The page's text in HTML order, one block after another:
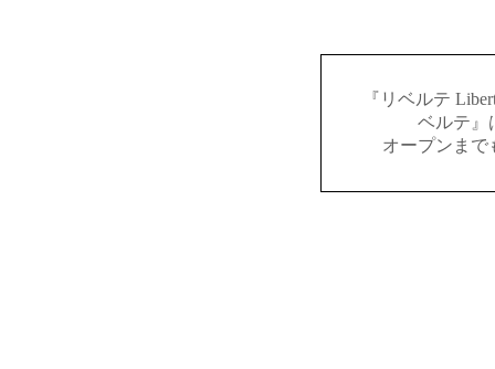
『リベルテ
ベルテ』
オープンまで